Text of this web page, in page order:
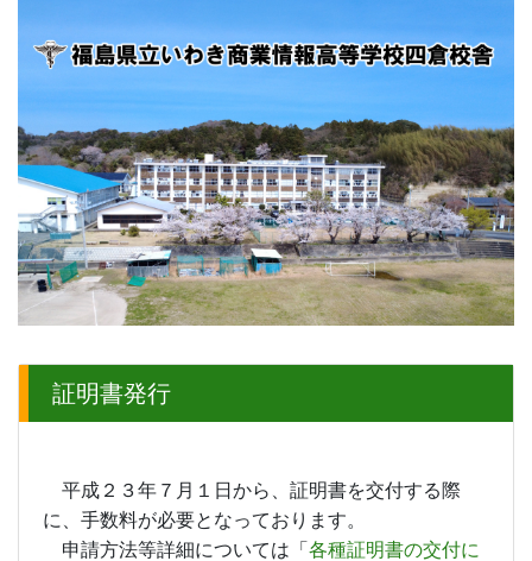
証明書発行
平成２３年７月１日から、証明書を交付する際
に、手数料が必要となっております。
申請方法等詳細については「 各種証明書の交付に